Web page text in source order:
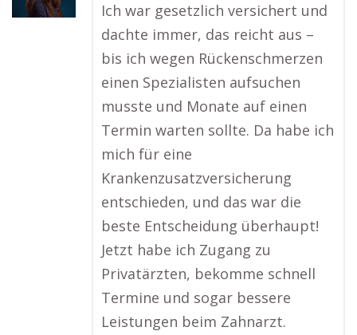
Ich war gesetzlich versichert und
dachte immer, das reicht aus –
bis ich wegen Rückenschmerzen
einen Spezialisten aufsuchen
musste und Monate auf einen
Termin warten sollte. Da habe ich
mich für eine
Krankenzusatzversicherung
entschieden, und das war die
beste Entscheidung überhaupt!
Jetzt habe ich Zugang zu
Privatärzten, bekomme schnell
Termine und sogar bessere
Leistungen beim Zahnarzt.